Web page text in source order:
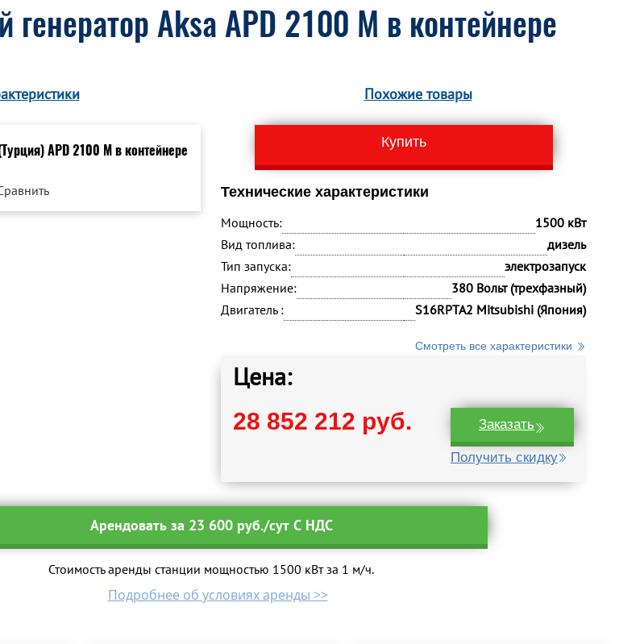
Aksa APD 2100 M в контейнере
Похожие товары
Купить
Технические характеристики
Мощность:
1500 кВт
Вид топлива:
дизель
Тип запуска:
электрозапуск
Напряжение:
380 Вольт (трехфазный)
Двигатель :
S16RPTA2 Mitsubishi (Япония)
Смотреть все характеристики
Цена:
28 852 212 руб. Заказать
Получить скидку
Арендовать за 23 600 руб./сут С НДС
Стоимость аренды станции мощностью 1500 кВт за 1 м/ч.
Подробнее об условиях аренды >>